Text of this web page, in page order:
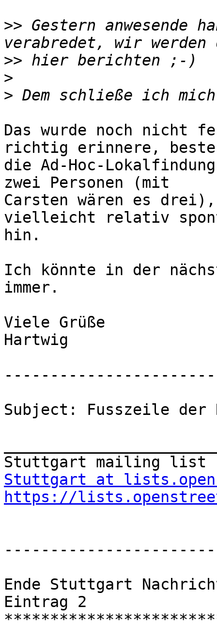
>> Gestern anwesende
>>
>
>
Das wurde noch nicht
richtig erinnere,
die Ad-Hoc-
zwei Personen (mit
Carsten wären es
vielleicht relativ
hin.
Ich könnte in der
immer.
Viele Grüße
Hartwig
Subject: Fusszeile der
Stuttgart at
https://
Ende Stuttgart
Eintrag 2